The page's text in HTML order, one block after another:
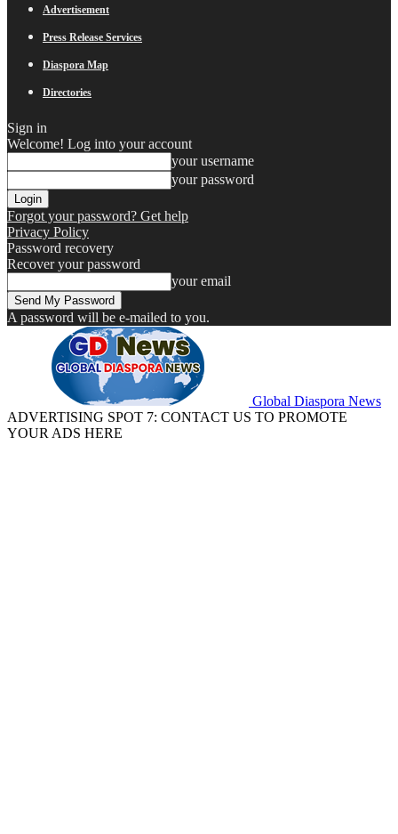
Advertisement
Press Release Services
Diaspora Map
Directories
Sign in
Welcome! Log into your account
your username
your password
Forgot your password? Get help
Privacy Policy
Password recovery
Recover your password
your email
A password will be e-mailed to you.
Global Diaspora News
ADVERTISING SPOT 7: CONTACT US TO PROMOTE
YOUR ADS HERE